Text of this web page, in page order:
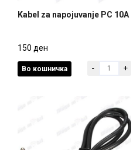
150 ден
Kabel za napojuvanje PC 10A
150 ден
Во кошничка - +